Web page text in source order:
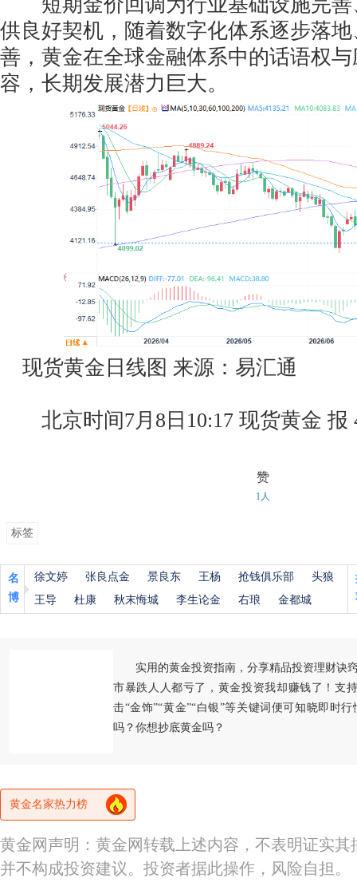
供良好契机，随着数字化体系逐步落
善，黄金在全球金融体系中的话语权
容，长期发展潜力巨大。
现货黄金日线图 来源：易汇通
北京时间7月8日10:17 现货黄金 报
赞
1人
标签
名
博
徐文婷 张良点金 景良东 王杨 抢钱俱乐部
头狼
王导
杜康 秋末悔城 李生论金 右琅 金都城
实用的黄金投资指南，分享精品投资理财诀
市暴跌人人都亏了，黄金投资我却赚钱了！支
击“金饰”“黄金”“白银”等关键词便可知晓即时
吗？你想抄底黄金吗？
黄金名家热力榜
黄金网声明：黄金网转载上述内容，不表明证实
并不构成投资建议。投资者据此操作，风险自担。